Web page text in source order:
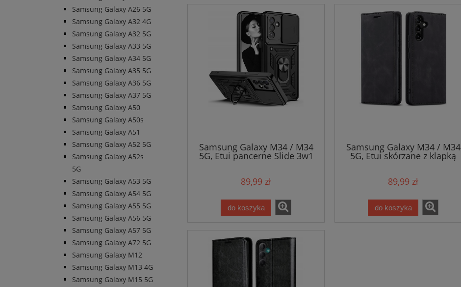
Samsung Galaxy A26 5G
Samsung Galaxy A32 4G
Samsung Galaxy A32 5G
Samsung Galaxy A33 5G
Samsung Galaxy A34 5G
Samsung Galaxy A35 5G
Samsung Galaxy A36 5G
Samsung Galaxy A37 5G
Samsung Galaxy A50
Samsung Galaxy A50s
Samsung Galaxy A51
Samsung Galaxy A52 5G
Samsung Galaxy A52s
5G
Samsung Galaxy A53 5G
Samsung Galaxy A54 5G
Samsung Galaxy A55 5G
Samsung Galaxy A56 5G
Samsung Galaxy A57 5G
Samsung Galaxy A72 5G
Samsung Galaxy M12
Samsung Galaxy M13 4G
Samsung Galaxy M15 5G
Samsung Galaxy M34 / M34
5G, Etui pancerne Slide 3w1
89,99 zł
do koszyka
Samsung Galaxy M34 / M34
5G, Etui skórzane z klapką
magnetyczne skóra
89,99 zł
do koszyka